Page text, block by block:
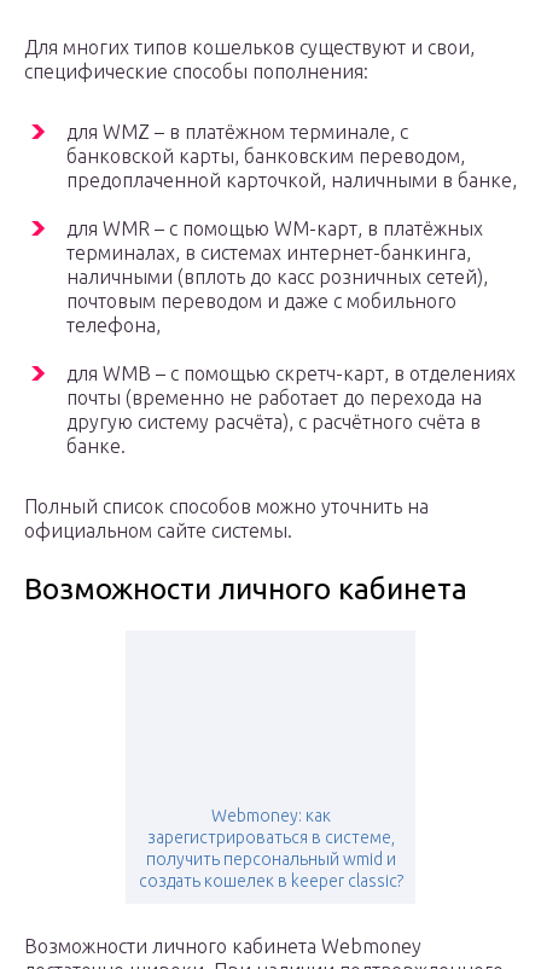
Для многих типов кошельков существуют и свои,
специфические способы пополнения:
для WMZ – в платёжном терминале, с
банковской карты, банковским переводом,
предоплаченной карточкой, наличными в банке,
для WMR – с помощью WM-карт, в платёжных
терминалах, в системах интернет-банкинга,
наличными (вплоть до касс розничных сетей),
почтовым переводом и даже с мобильного
телефона,
для WMB – с помощью скретч-карт, в отделениях
почты (временно не работает до перехода на
другую систему расчёта), с расчётного счёта в
банке.
Полный список способов можно уточнить на
официальном сайте системы.
Возможности личного кабинета
Webmoney: как
зарегистрироваться в системе,
получить персональный wmid и
создать кошелек в keeper classic?
Возможности личного кабинета Webmoney